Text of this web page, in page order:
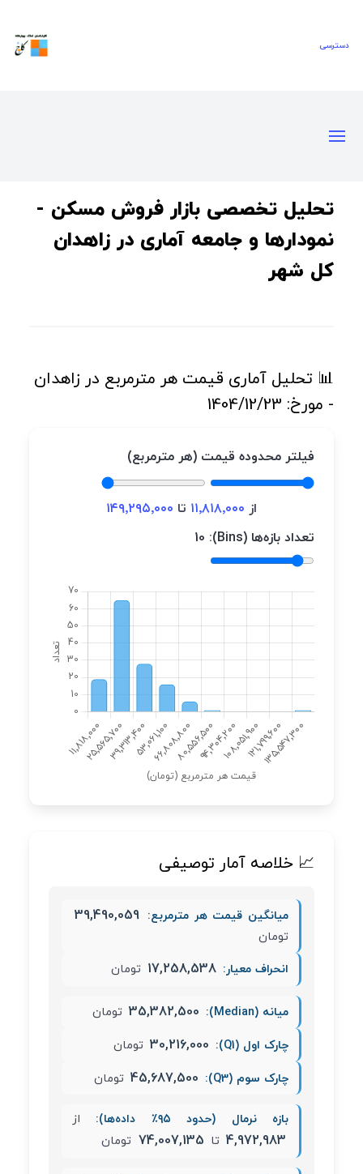
دسترسی‌
تحلیل تخصصی بازار فروش مسکن -
نمودارها و جامعه آماری در زاهدان
کل شهر
📊 تحلیل آماری قیمت هر مترمربع در زاهدان
- مورخ: 1404/12/23
فیلتر محدوده قیمت (هر مترمربع)
از ۱۱٬۸۱۸٬۰۰۰ تا ۱۴۹٬۲۹۵٬۰۰۰
تعداد بازه‌ها (Bins):
10
📈 خلاصه آمار توصیفی
میانگین قیمت هر مترمربع: 39,490,059
تومان
انحراف معیار: 17,258,538 تومان
میانه (Median): 35,382,500 تومان
چارک اول (Q1):
30,216,000 تومان
چارک سوم (Q3):
45,687,500 تومان
بازه نرمال (حدود ۹۵٪ داده‌ها): از
4,972,983 تا 74,007,135 تومان